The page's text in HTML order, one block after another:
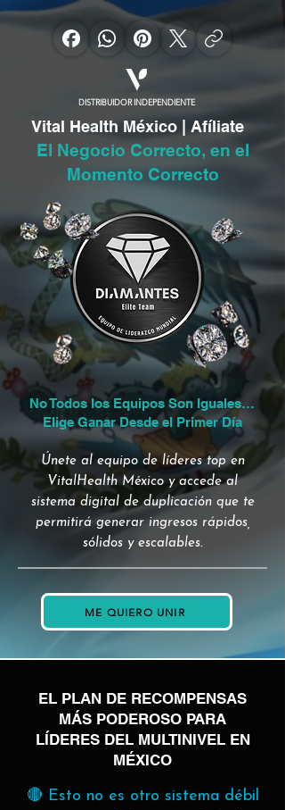
DISTRIBUIDOR INDEPENDIENTE
Vital Health México | Afíliate
El Negocio Correcto, en el
Momento Correcto
No Todos los Equipos Son Iguales…
Elige Ganar Desde el Primer Día
Únete al equipo de líderes top en
VitalHealth México y accede al
sistema digital de duplicación que te
permitirá generar ingresos rápidos,
sólidos y escalables.
ME QUIERO UNIR
EL PLAN DE RECOMPENSAS
MÁS PODEROSO PARA
LÍDERES DEL MULTINIVEL EN
MÉXICO
🔴 Esto no es otro sistema débil